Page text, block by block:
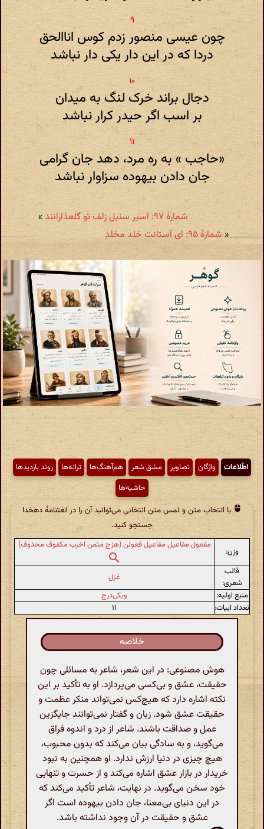
چون عیسی منصور زدم کوس اناالحق
دردا که در این دار یکی دار نباشد
دجال براند خرک لنگ به میدان
بر اسب اگر حیدر کرار نباشد
«حاجب » به ره مرد، دهد جان گرامی
جان دادن بیهوده سزاوار نباشد
شمارهٔ ۹۷: اسیر سنبل زلف تو گلعذارانند
»
«شمارهٔ ۹۵: ای آستانت خلد مخلد
اطّلاعات واژگان تصاویر مشق شعر هم‌آهنگ‌ها ترانه‌ها
روند بازدیدها
حاشیه‌ها
با انتخاب متن و لمس متن انتخابی می‌توانید آن را در لغتنامهٔ دهخدا
جستجو کنید.
وزن:
مفعول مفاعیل مفاعیل فعولن (هزج مثمن اخرب مکفوف محذوف)
قالب
شعری:
غزل
منبع اولیه:
ویکی‌درج
تعداد ابیات:
۱۱
خلاصه
هوش مصنوعی: در این شعر، شاعر به مسائلی چون
حقیقت، عشق و بی‌کسی می‌پردازد. او به تأکید بر این
نکته اشاره دارد که هیچ‌کس نمی‌تواند منکر عظمت و
حقیقت عشق شود. زبان و گفتار نمی‌توانند جایگزین
عمل و صداقت باشند. شاعر از درد و اندوه فراق
می‌گوید، و به سادگی بیان می‌کند که بدون محبوب،
هیچ چیزی در دنیا ارزش ندارد. او همچنین به نبود
خریدار در بازار عشق اشاره می‌کند و از حسرت و تنهایی
خود سخن می‌گوید. در نهایت، شاعر تأکید می‌کند که
در این دنیای بی‌معنا، جان دادن بیهوده است اگر
عشق و حقیقت در آن وجود نداشته باشد.